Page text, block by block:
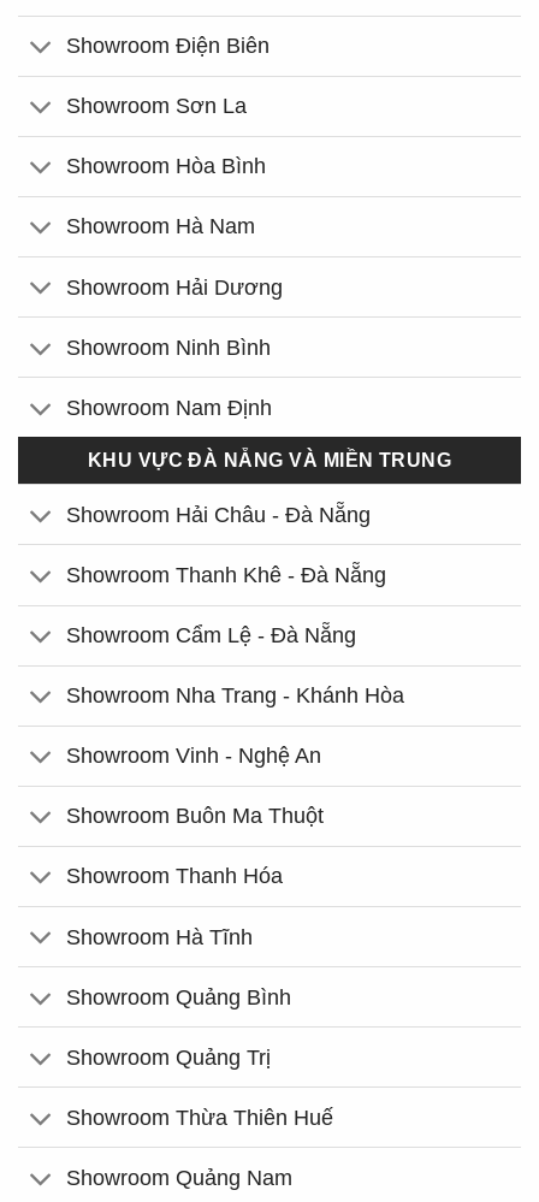
Showroom Điện Biên
Showroom Sơn La
Showroom Hòa Bình
Showroom Hà Nam
Showroom Hải Dương
Showroom Ninh Bình
Showroom Nam Định
KHU VỰC ĐÀ NẴNG VÀ MIỀN TRUNG
Showroom Hải Châu - Đà Nẵng
Showroom Thanh Khê - Đà Nẵng
Showroom Cẩm Lệ - Đà Nẵng
Showroom Nha Trang - Khánh Hòa
Showroom Vinh - Nghệ An
Showroom Buôn Ma Thuột
Showroom Thanh Hóa
Showroom Hà Tĩnh
Showroom Quảng Bình
Showroom Quảng Trị
Showroom Thừa Thiên Huế
Showroom Quảng Nam